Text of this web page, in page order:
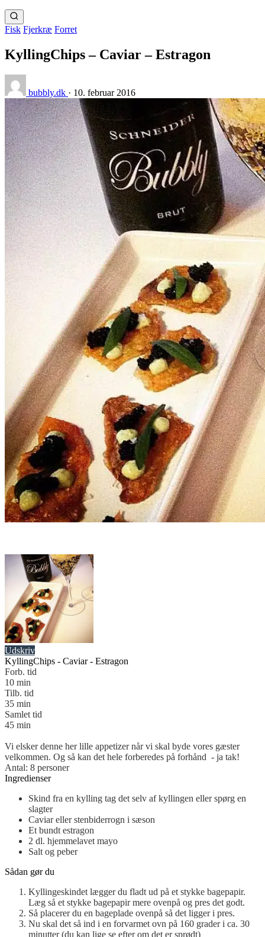
Fisk Fjerkræ Forret
KyllingChips – Caviar – Estragon
bubbly.dk · 10. februar 2016
Udskriv
KyllingChips - Caviar - Estragon
Forb. tid
10 min
Tilb. tid
35 min
Samlet tid
45 min
Vi elsker denne her lille appetizer når vi skal byde vores gæster
velkommen. Og så kan det hele forberedes på forhånd - ja tak!
Antal: 8 personer
Ingredienser
Skind fra en kylling tag det selv af kyllingen eller spørg en
slagter
Caviar eller stenbiderrogn i sæson
Et bundt estragon
2 dl. hjemmelavet mayo
Salt og peber
Sådan gør du
Kyllingeskindet lægger du fladt ud på et stykke bagepapir.
Læg så et stykke bagepapir mere ovenpå og pres det godt.
Så placerer du en bageplade ovenpå så det ligger i pres.
Nu skal det så ind i en forvarmet ovn på 160 grader i ca. 30
minutter (du kan lige se efter om det er sprødt)